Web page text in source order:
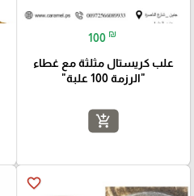
100 ₪
علب كريستال مثلثة مع غطاء
"الرزمة 100 علبة"
add_shopping_cart
favorite_border